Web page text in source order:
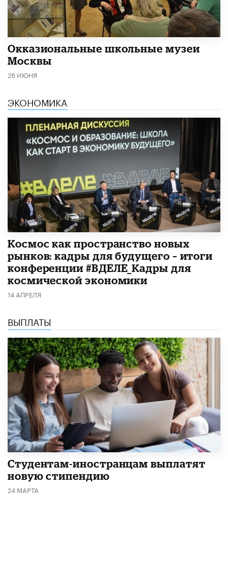
​Окказиональные школьные музеи
Москвы
26 ИЮНЯ
ЭКОНОМИКА
Космос как пространство новых
рынков: кадры для будущего – итоги
конференции #ВДЕЛЕ_Кадры для
космической экономики
14 АПРЕЛЯ
ВЫПЛАТЫ
Студентам-иностранцам выплатят
новую стипендию
24 МАРТА